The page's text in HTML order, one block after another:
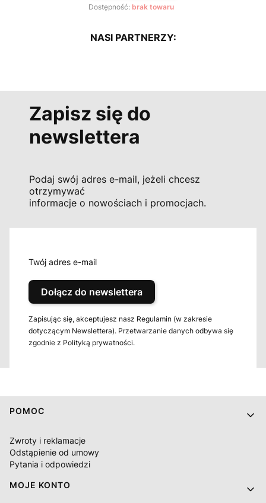
Dostępność: brak towaru
NASI PARTNERZY:
Zapisz się do
newslettera
Podaj swój adres e-mail, jeżeli chcesz
otrzymywać
informacje o nowościach i promocjach.
Twój adres e-mail
Dołącz do newslettera
Zapisując się, akceptujesz nasz Regulamin (w zakresie
dotyczącym Newslettera). Przetwarzanie danych odbywa się
zgodnie z Polityką prywatności.
Linki w stopce
POMOC
Zwroty i reklamacje
Odstąpienie od umowy
Pytania i odpowiedzi
MOJE KONTO